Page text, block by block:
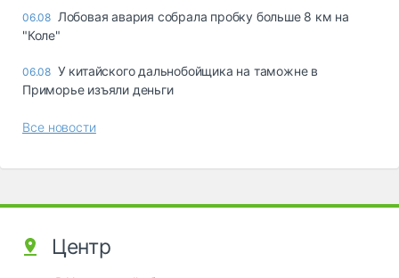
06.08 Лобовая авария собрала пробку больше 8 км на
"Коле"
06.08 У китайского дальнобойщика на таможне в
Приморье изъяли деньги
Все новости
Центр